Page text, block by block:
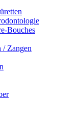
Bouches
/ Zangen